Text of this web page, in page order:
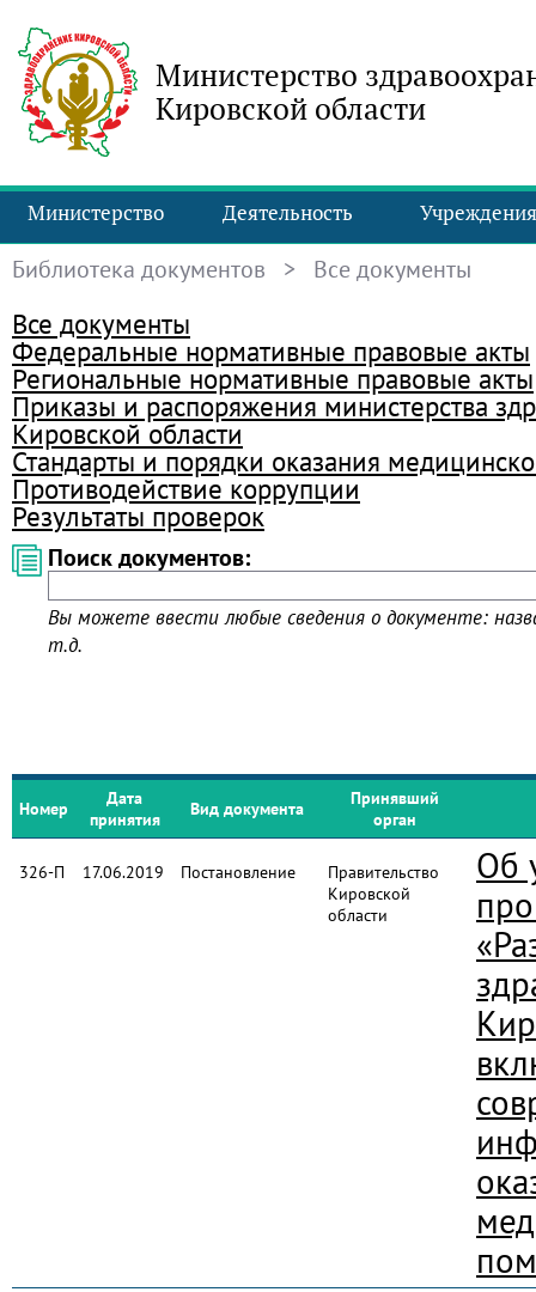
Министерство
Кировской области
Министерство Деятельность Учреждения
Библиотека документов > Все документы
Все документы
Федеральные нормативные правовые акты
Региональные нормативные правовые акты
Приказы и распоряжения министерства
Кировской области
Стандарты и порядки оказания
Противодействие коррупции
Результаты проверок
Поиск документов:
Вы можете ввести любые сведения о документе:
т.д.
Номер
Дата
принятия
Вид документа
Принявший
орган
326-П 17.06.2019 Постановление
Правительство
Кировской
области
Об